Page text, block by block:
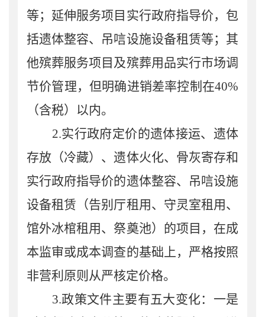
等；延伸服务项目实行政府指导价，包
括遗体整容、吊唁设施设备租赁等；其
他殡葬服务项目及殡葬用品实行市场调
节价管理，但明确进销差率控制在40%
（含税）以内。
2.实行政府定价的遗体接运、遗体
存放（冷藏）、遗体火化、骨灰寄存和
实行政府指导价的遗体整容、吊唁设施
设备租赁（告别厅租用、守灵室租用、
馆外冰棺租用、祭奠池）的项目，在成
本监审或成本调查的基础上，严格按照
非营利原则从严核定价格。
3.政策文件主要有五大变化：一是